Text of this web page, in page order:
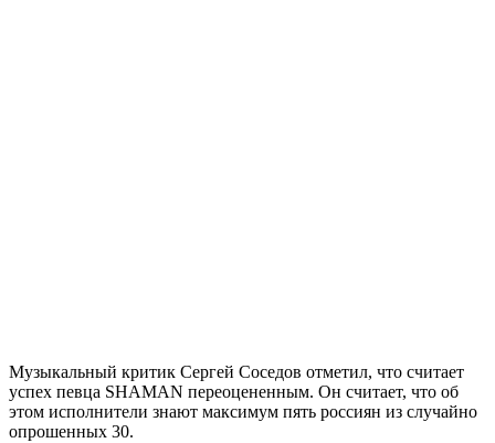
Музыкальный критик Сергей Соседов отметил, что считает
успех певца SHAMAN переоцененным. Он считает, что об
этом исполнители знают максимум пять россиян из случайно
опрошенных 30.